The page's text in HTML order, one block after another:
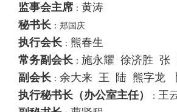
监事会主席 ： 黄涛
秘书长 ：郑国庆
执行会长 ： 熊春生
常务副会长 ： 施永耀 徐济胜 张
副会长 ： 余大来 王 陆 熊字龙
执行秘书长（办公室主任）
： 王